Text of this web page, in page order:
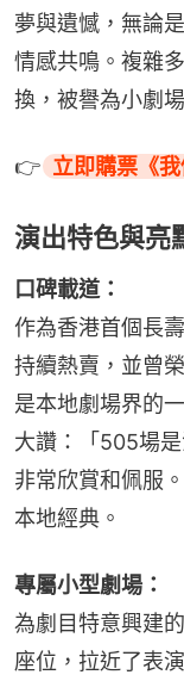
夢與遺憾，無論
情感共鳴。複雜
換，被譽為小劇
👉 立即購票《我
演出特色與亮
口碑載道：
作為香港首個長
持續熱賣，並曾
是本地劇場界的
大讚：「505場
非常欣賞和佩服
本地經典。
專屬小型劇場：
為劇目特意興建
座位，拉近了表